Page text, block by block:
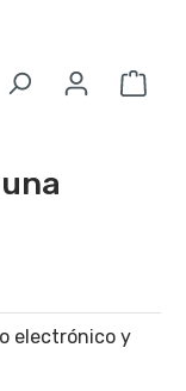
El
electrónico y